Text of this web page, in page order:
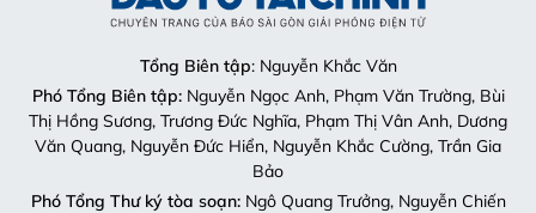
Tổng Biên tập: Nguyễn Khắc Văn
Phó Tổng Biên tập:Nguyễn Ngọc Anh, Phạm Văn Trường, Bùi
Thị Hồng Sương, Trương Đức Nghĩa, Phạm Thị Vân Anh, Dương
Văn Quang, Nguyễn Đức Hiển, Nguyễn Khắc Cường, Trần Gia
Bảo
Phó Tổng Thư ký tòa soạn:Ngô Quang Trưởng, Nguyễn Chiến